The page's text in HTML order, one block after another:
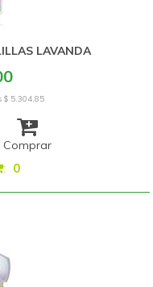
LAVANDA
$ 5.304,85
Comprar
: 0